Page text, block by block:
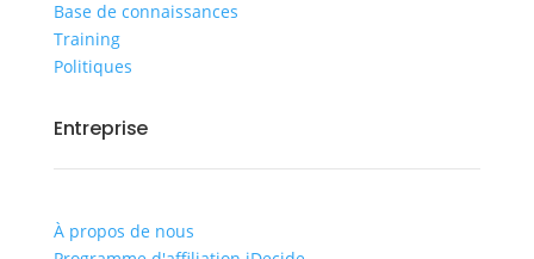
Base de connaissances
Training
Politiques
Entreprise
À propos de nous